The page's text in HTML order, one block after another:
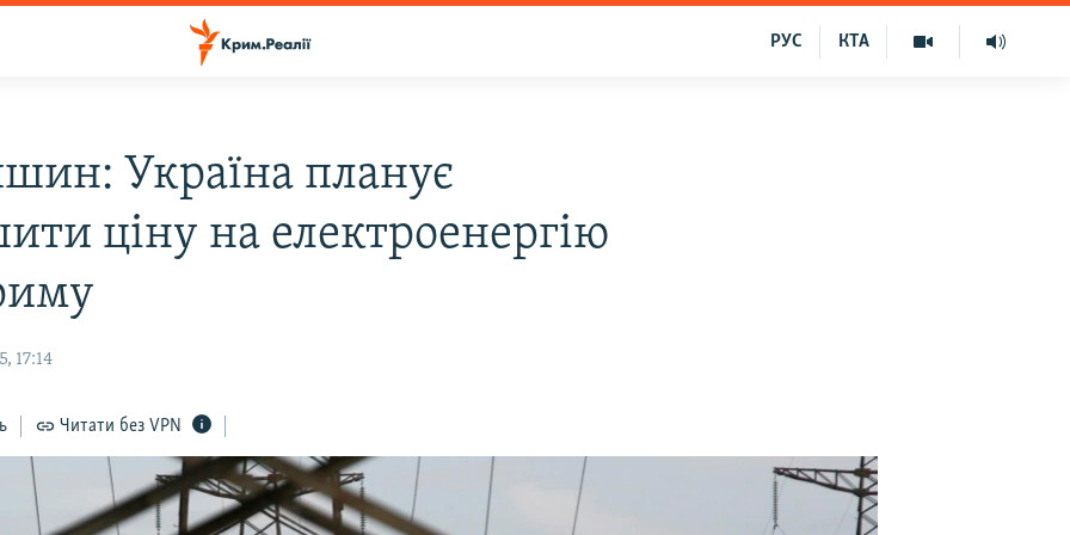
КТА
РУС
Україна планує
ціну на електроенергію
17:14
Читати без VPN